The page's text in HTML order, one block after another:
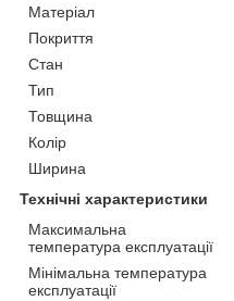
Матеріал
Покриття
Стан
Тип
Товщина
Колір
Ширина
Технічні характеристики
Максимальна
температура експлуатації
Мінімальна температура
експлуатації